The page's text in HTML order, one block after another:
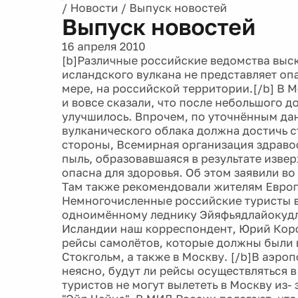
/ Новости / Выпуск новостей
Выпуск новостей
16 апреля 2010
[b]Различные российские ведомства
исландского вулкана не представляет
мере, на российской территории.[/b] В
и вовсе сказали, что после небольшого
улучшилось. Впрочем, по уточнённым
вулканического облака должна достичь
стороны, Всемирная организация
пыль, образовавшаяся в результате
опасна для здоровья. Об этом заявили
Там также рекомендовали жителям
Немногочисленные российские туристы
одноимённому леднику
Исландии наш корреспондент, Юрий
рейсы самолётов, которые должны
Стокгольм, а также в Москву. [/b]В
неясно, будут ли рейсы осуществляться
туристов не могут вылететь в Москву